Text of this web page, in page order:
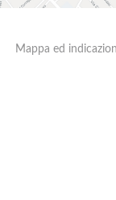
Mappa ed